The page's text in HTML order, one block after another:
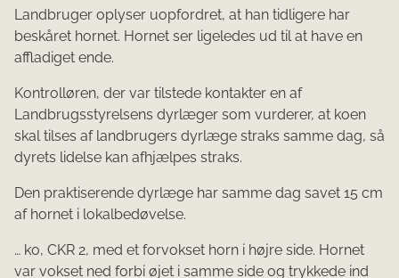
Landbruger oplyser uopfordret, at han tidligere har
beskåret hornet. Hornet ser ligeledes ud til at have en
affladiget ende.
Kontrolløren, der var tilstede kontakter en af
Landbrugsstyrelsens dyrlæger som vurderer, at koen
skal tilses af landbrugers dyrlæge straks samme dag, så
dyrets lidelse kan afhjælpes straks.
Den praktiserende dyrlæge har samme dag savet 15 cm
af hornet i lokalbedøvelse.
… ko, CKR 2, med et forvokset horn i højre side. Hornet
var vokset ned forbi øjet i samme side og trykkede ind